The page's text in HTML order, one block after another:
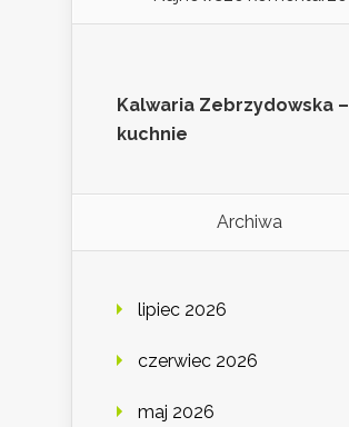
Kalwaria Zebrzydowska –
kuchnie
Archiwa
lipiec 2026
czerwiec 2026
maj 2026